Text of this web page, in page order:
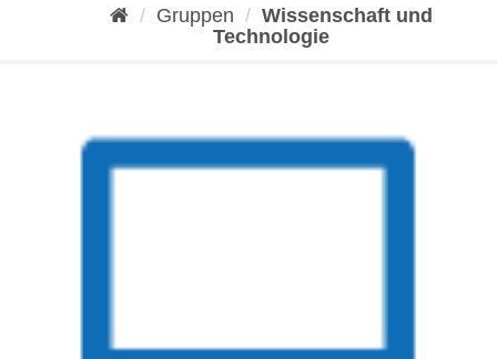
Gruppen
Wissenschaft und
Technologie